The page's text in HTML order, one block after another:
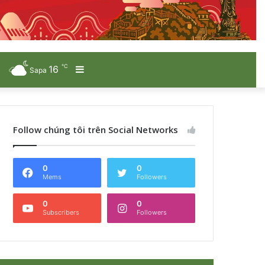
Sidebar
Sapa 16 ℃
Follow chúng tôi trên Social Networks
0
Mems
0
Followers
0
Subscribers
0
Followers